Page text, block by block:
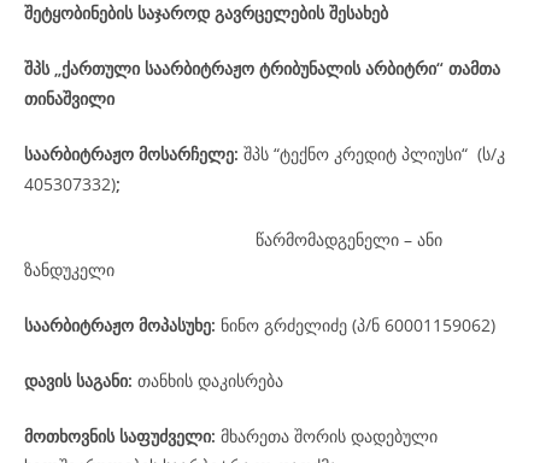
შეტყობინების საჯაროდ გავრცელების შესახებ
შპს „ქართული საარბიტრაჟო ტრიბუნალის არბიტრი“ თამთა
თინაშვილი
საარბიტრაჟო მოსარჩელე: შპს “ტექნო კრედიტ პლიუსი“ (ს/კ
405307332);
წარმომადგენელი – ანი
ზანდუკელი
საარბიტრაჟო მოპასუხე: ნინო გრძელიძე (პ/ნ 60001159062)
დავის საგანი: თანხის დაკისრება
მოთხოვნის საფუძველი: მხარეთა შორის დადებული